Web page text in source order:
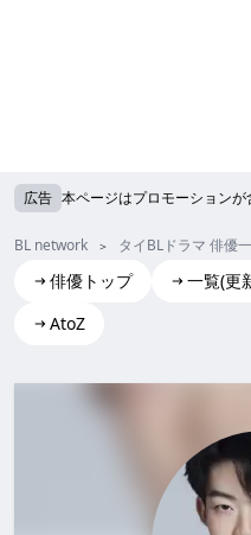
広告 本ページはプロモーション
BL network タイBLドラマ 俳優
俳優トップ 一覧(更
AtoZ